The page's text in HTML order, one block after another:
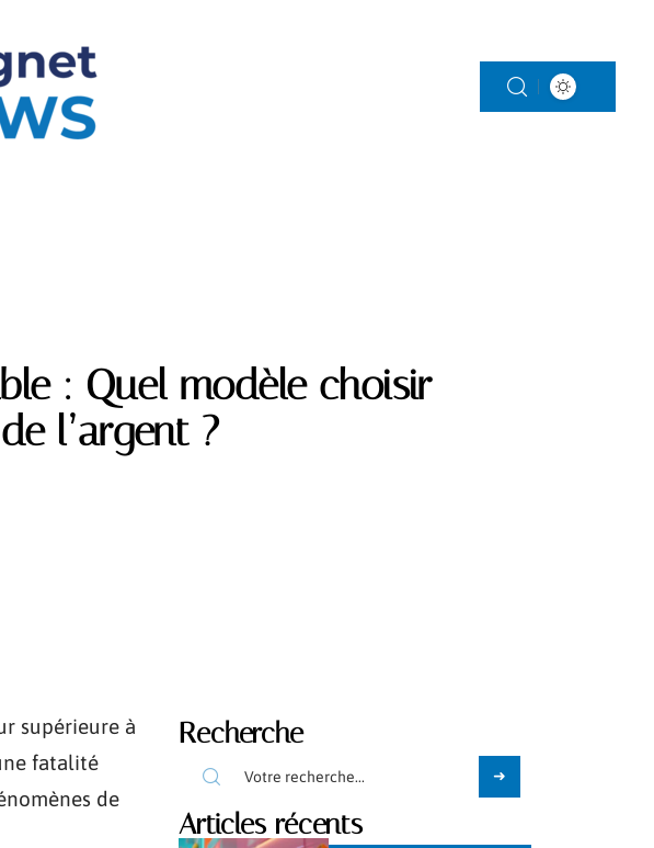
: Quel modèle choisir
l’argent ?
supérieure à
fatalité
de
Recherche
Articles récents